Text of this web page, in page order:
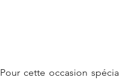
Pour cette occasion